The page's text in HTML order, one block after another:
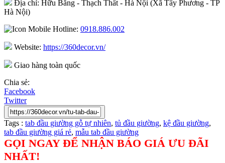
Địa chỉ: Hữu Bằng - Thạch Thất - Hà Nội (Xã Tây Phương - TP
Hà Nội)
Hotline: 0918.886.002
Website: https://360decor.vn/
Giao hàng toàn quốc
Chia sẻ:
Facebook
Twitter
Tags : tab đầu giường gỗ tự nhiên, tủ đầu giường, kệ đầu giường,
tab đầu giường giá rẻ, mẫu tab đầu giường
GỌI NGAY ĐỂ NHẬN BÁO GIÁ ƯU ĐÃI
NHẤT!